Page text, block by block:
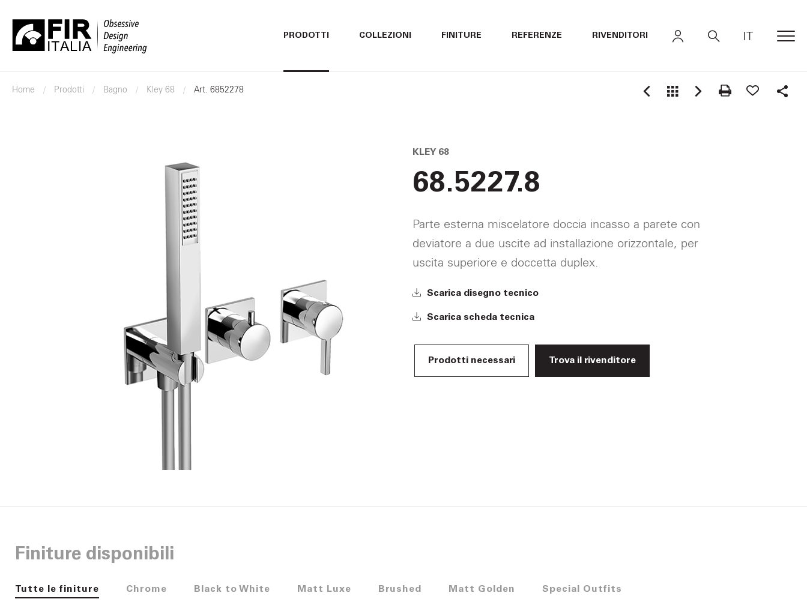
PRODOTTI COLLEZIONI FINITURE REFERENZE RIVENDITORI IT
Home Prodotti Bagno Kley 68 Art. 6852278
Share
KLEY 68
68.5227.8
Parte esterna miscelatore doccia incasso a parete con
deviatore a due uscite ad installazione orizzontale, per
uscita superiore e doccetta duplex.
Scarica disegno tecnico
Scarica scheda tecnica
Prodotti necessari Trova il rivenditore
Finiture disponibili
Tutte le finiture Chrome Black to White Matt Luxe Brushed Matt Golden Special Outfits
ITALIANO
ITALIANO